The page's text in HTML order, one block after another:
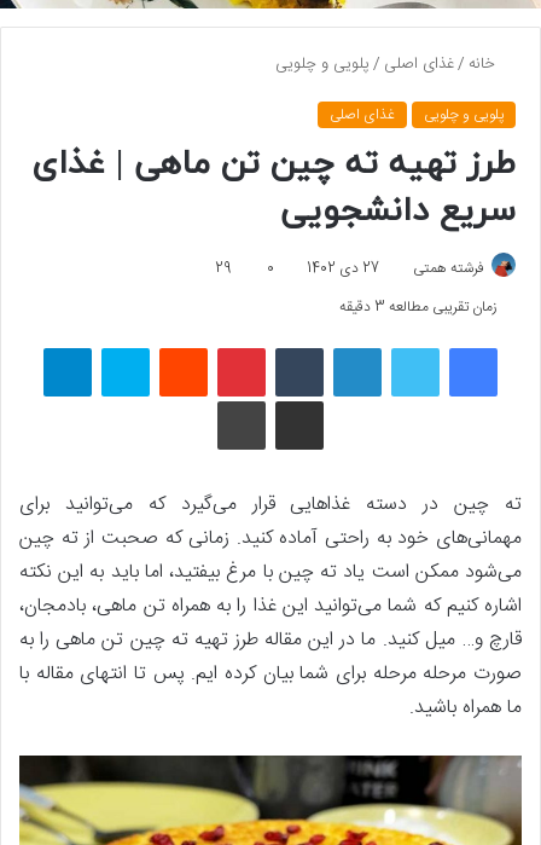
خانه /غذای اصلی /پلویی و چلویی
پلویی و چلویی غذای اصلی
طرز تهیه ته چین تن ماهی | غذای
سریع دانشجویی
فرشته همتی 27 دی 1402 0
29
زمان تقریبی مطالعه 3 دقیقه
فیسبوک لینکداین پینتریست اسکایپ
چاپ
ته چین در دسته غذاهایی قرار می‌گیرد که می‌توانید برای
مهمانی‌های خود به راحتی آماده کنید. زمانی که صحبت از ته چین
می‌شود ممکن است یاد ته چین با مرغ بیفتید، اما باید به این نکته
اشاره کنیم که شما می‌توانید این غذا را به همراه تن ماهی، بادمجان،
قارچ و… میل کنید. ما در این مقاله طرز تهیه ته چین تن ماهی را به
صورت مرحله مرحله برای شما بیان کرده ایم. پس تا انتهای مقاله با
ما همراه باشید.